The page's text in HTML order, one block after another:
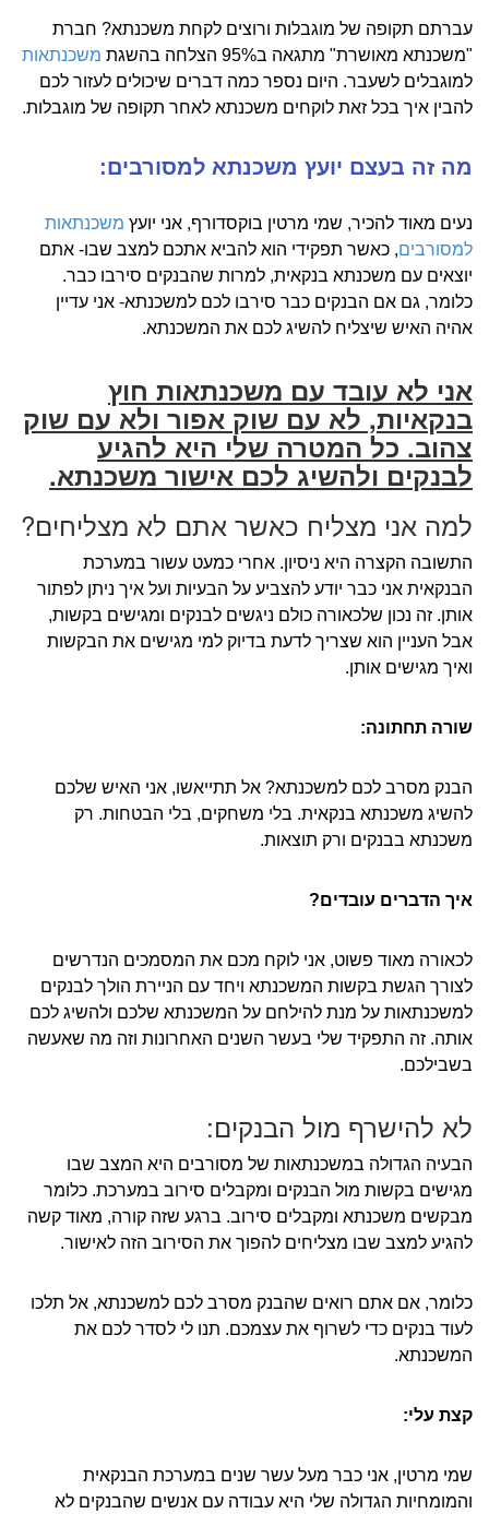
עברתם תקופה של מוגבלות ורוצים לקחת משכנתא? חברת
"משכנתא מאושרת" מתגאה ב95% הצלחה בהשגת
משכנתאות
למוגבלים לשעבר. היום נספר כמה דברים שיכולים לעזור לכם
להבין איך בכל זאת לוקחים משכנתא לאחר תקופה של מוגבלות.
מה זה בעצם יועץ משכנתא למסורבים:
נעים מאוד להכיר, שמי מרטין בוקסדורף, אני יועץ משכנתאות
למסורבים, כאשר תפקידי הוא להביא אתכם למצב שבו- אתם
יוצאים עם משכנתא בנקאית, למרות שהבנקים סירבו כבר.
כלומר, גם אם הבנקים כבר סירבו לכם למשכנתא- אני עדיין
אהיה האיש שיצליח להשיג לכם את המשכנתא.
אני לא עובד עם משכנתאות חוץ
בנקאיות, לא עם שוק אפור ולא עם שוק
צהוב. כל המטרה שלי היא להגיע
לבנקים ולהשיג לכם אישור משכנתא.
למה אני מצליח כאשר אתם לא מצליחים?
התשובה הקצרה היא ניסיון. אחרי כמעט עשור במערכת
הבנקאית אני כבר יודע להצביע על הבעיות ועל איך ניתן לפתור
אותן. זה נכון שלכאורה כולם ניגשים לבנקים ומגישים בקשות,
אבל העניין הוא שצריך לדעת בדיוק למי מגישים את הבקשות
ואיך מגישים אותן.
שורה תחתונה:
הבנק מסרב לכם למשכנתא? אל תתייאשו, אני האיש שלכם
להשיג משכנתא בנקאית. בלי משחקים, בלי הבטחות. רק
משכנתא בבנקים ורק תוצאות.
איך הדברים עובדים?
לכאורה מאוד פשוט, אני לוקח מכם את המסמכים הנדרשים
לצורך הגשת בקשות המשכנתא ויחד עם הניירת הולך לבנקים
למשכנתאות על מנת להילחם על המשכנתא שלכם ולהשיג לכם
אותה. זה התפקיד שלי בעשר השנים האחרונות וזה מה שאעשה
בשבילכם.
לא להישרף מול הבנקים:
הבעיה הגדולה במשכנתאות של מסורבים היא המצב שבו
מגישים בקשות מול הבנקים ומקבלים סירוב במערכת. כלומר
מבקשים משכנתא ומקבלים סירוב. ברגע שזה קורה, מאוד קשה
להגיע למצב שבו מצליחים להפוך את הסירוב הזה לאישור.
כלומר, אם אתם רואים שהבנק מסרב לכם למשכנתא, אל תלכו
לעוד בנקים כדי לשרוף את עצמכם. תנו לי לסדר לכם את
המשכנתא.
קצת עלי:
שמי מרטין, אני כבר מעל עשר שנים במערכת הבנקאית
והמומחיות הגדולה שלי היא עבודה עם אנשים שהבנקים לא